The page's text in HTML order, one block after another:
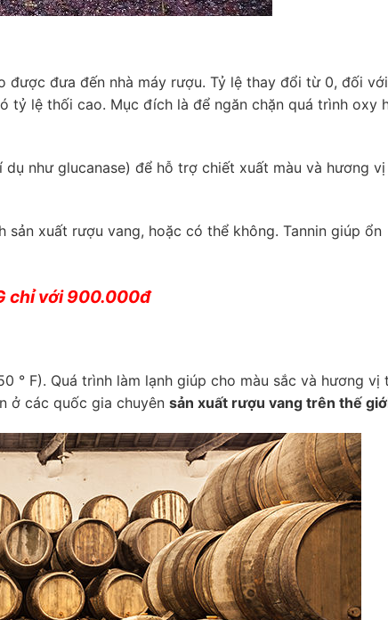
đưa đến nhà máy rượu. Tỷ lệ thay đổi từ 0, đối với
tỷ lệ thối cao. Mục đích là để ngăn chặn quá trình oxy
như glucanase) để hỗ trợ chiết xuất màu và hương
xuất rượu vang, hoặc có thể không. Tannin giúp ổn
chỉ với 900.000đ
° F). Quá trình làm lạnh giúp cho màu sắc và hương vị
ở các quốc gia chuyên sản xuất rượu vang trên thế